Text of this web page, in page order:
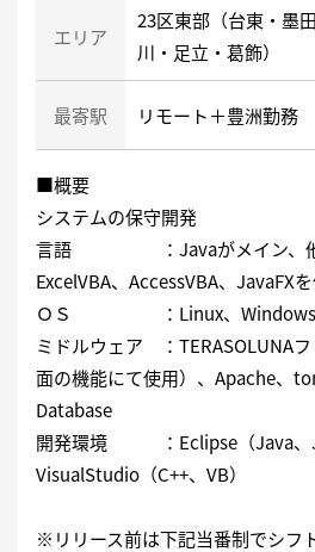
エリア
23区東部（台東・墨
川・足立・葛飾）
最寄駅 リモート＋豊洲勤務
■概要
システムの保守開発
言語 ：Javaがメイン、他に
ExcelVBA、AccessVBA、JavaFX
ＯＳ ：Linux、Windows
ミドルウェア ：TERASOLUNA
面の機能にて使用）、Apache、
Database
開発環境 ：Eclipse（Java、
VisualStudio（C++、VB）
※リリース前は下記当番制でシフ